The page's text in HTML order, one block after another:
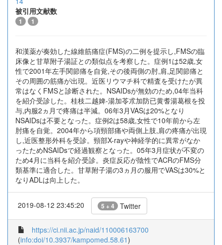
被引用文献数
1 1
和漢薬が奏効した線維筋痛症(FMS)の二例を提示し,FMSの臨
床像と甘草附子湯証との類似点を考察した。症例1は52歳,女
性で2001年左手関節痛を自覚,その後両側の肘,肩,足関節痛と
その周囲の筋痛が出現。近医リウマチ科で精査を受けたが異
常はなくFMSと診断された。NSAIDsが無効のため,04年当科
を紹介受診した。桂枝二越婢-湯加苓朮加防已黄耆湯葛根を投
与,内服2ヵ月で疼痛は半減。06年3月VASは20%となり
NSAIDsは不要となった。症例2は58歳,女性で10年前から左
肘痛を自覚。2004年から項頸部痛や両側上肢,肩の疼痛が出現
し,近医整形外科を受診。頸部X-rayや神経学的に異常がなか
ったためNSAIDsで経過観察となった。05年3月症状が不変の
ため4月に当科を紹介受診。炎症反応が陰性でACRのFMS分
類基準に適合した。甘草附子湯の3ヵ月の服用でVASは30%と
なりADLは向上した。
2019-08-12 23:45:20 5 + 4 Twitter
https://ci.nii.ac.jp/naid/110006163700
(info:doi/10.3937/kampomed.58.61)